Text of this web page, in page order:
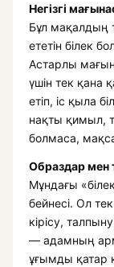
Негізгі
Бұл мақалдың
ететін білек
Астарлы
үшін тек қана
етіп, іс қыла
нақты қимыл,
болмаса,
Образдар мен
Мұндағы
бейнесі. Ол
кірісу,
— адамның
ұғымды қатар